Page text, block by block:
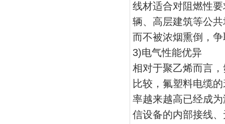
线材适合对阻燃性
辆、高层建筑等公
而不被浓烟熏倒，
3)电气性能优异
相对于聚乙烯而言
比较，氟塑料电缆
率越来越高已经成
信设备的内部接线